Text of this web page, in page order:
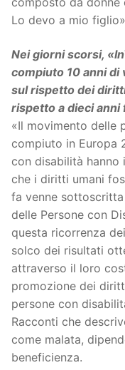
Lo devo a mio
Nei giorni scorsi,
compiuto 10 anni di
sul rispetto dei
rispetto a dieci anni
«Il movimento delle
compiuto in Europa
con disabilità
che i diritti umani
fa venne
delle Persone con
questa ricorrenza
solco dei risultati
attraverso il loro
promozione dei
persone con
Racconti che
come malata,
beneficienza.